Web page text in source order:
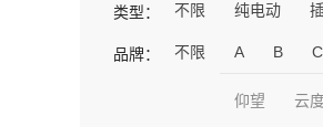
类型： 不限 纯电动
品牌： 不限 A B C
仰望 云